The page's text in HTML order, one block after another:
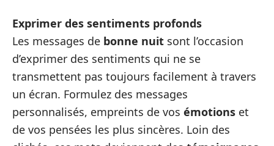
Exprimer des sentiments profonds
Les messages de bonne nuit sont l’occasion
d’exprimer des sentiments qui ne se
transmettent pas toujours facilement à travers
un écran. Formulez des messages
personnalisés, empreints de vos émotions et
de vos pensées les plus sincères. Loin des